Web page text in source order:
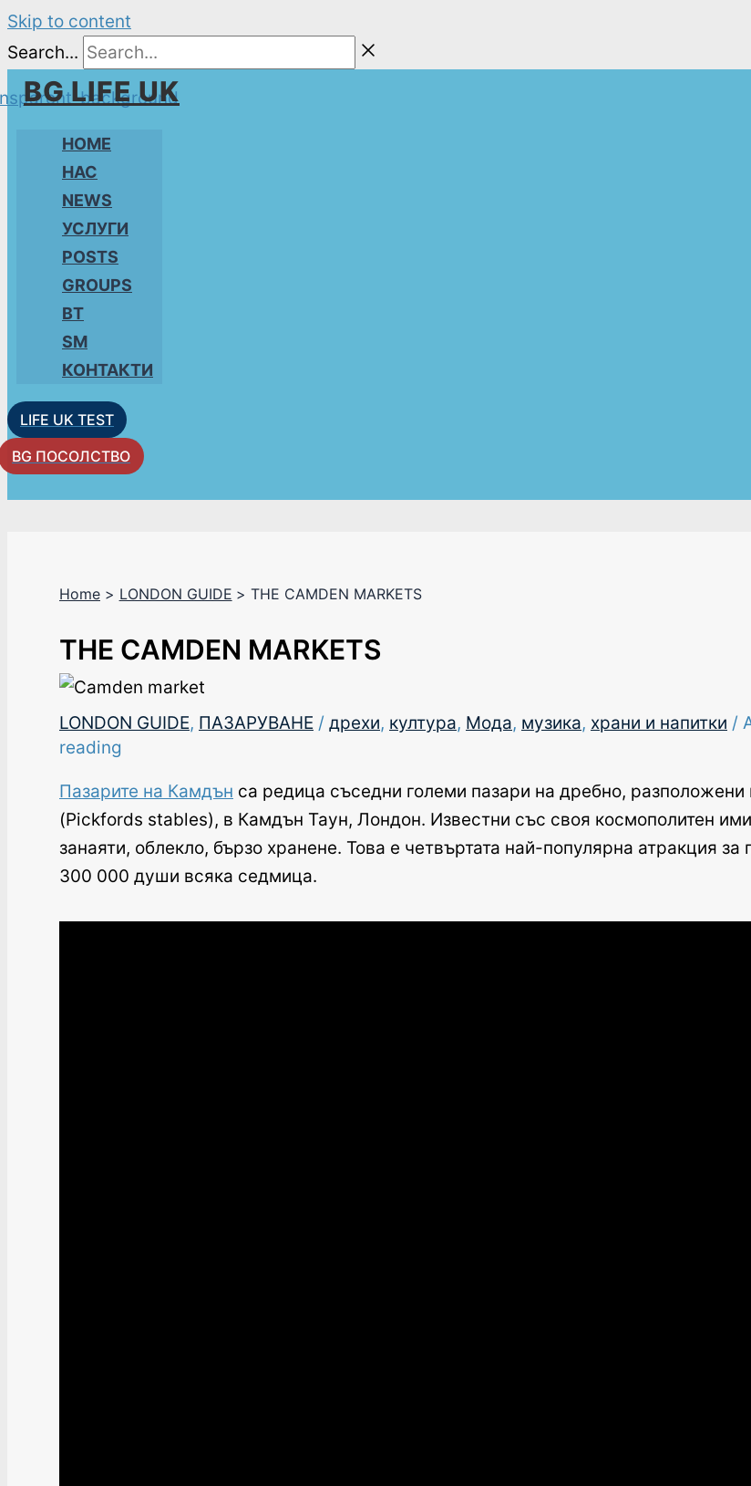
Skip to content
Search...
BG LIFE UK
HOME
НАС
NEWS
УСЛУГИ
POSTS
GROUPS
BT
SM
КОНТАКТИ
LIFE UK TEST
BG ПОСОЛСТВО
Home LONDON GUIDE THE CAMDEN MARKETS
THE CAMDEN MARKETS
LONDON GUIDE, ПАЗАРУВАНЕ / дрехи, култура, Мода, музика, храни и напитки /
reading
Пазарите на Камдън са редица съседни големи пазари на дребно,
(Pickfords stables), в Камдън Таун, Лондон. Известни със своя космополитен
занаяти, облекло, бързо хранене. Това е четвъртата най-популярна атракция
300 000 души всяка седмица.